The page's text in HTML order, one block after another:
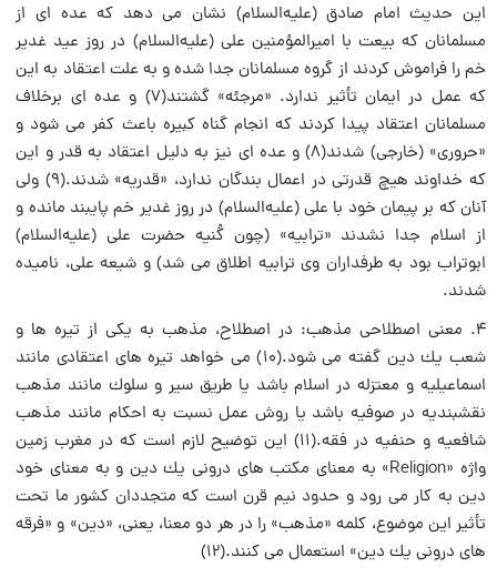
این حدیث امام صادق (علیه‌السلام) نشان می دهد كه عده ای از
مسلمانان كه بیعت با امیرالمؤمنین علی (علیه‌السلام) در روز عید غدیر
خم را فراموش كردند از گروه مسلمانان جدا شده و به علت اعتقاد به این
كه عمل در ایمان تأثیر ندارد. «مرجئه» گشتند(7) و عده ای برخلاف
مسلمانان اعتقاد پیدا كردند كه انجام گناه كبیره باعث كفر می شود و
«حروری» (خارجی) شدند(8) و عده ای نیز به دلیل اعتقاد به قدر و این
كه خداوند هیچ قدرتی در اعمال بندگان ندارد، «قدریه» شدند.(9) ولی
آنان كه بر پیمان خود با علی (علیه‌السلام) در روز غدیر خم پایبند مانده و
از اسلام جدا نشدند «ترابیه» (چون كُنیه حضرت علی (علیه‌السلام)
ابوتراب بود به طرفداران وی ترابیه اطلاق می شد) و شیعه علی، نامیده
شدند.
4. معنی اصطلاحی مذهب: در اصطلاح، مذهب به یكی از تیره ها و
شعب یك دین گفته می شود.(10) می خواهد تیره های اعتقادی مانند
اسماعیلیه و معتزله در اسلام باشد یا طریق سیر و سلوك مانند مذهب
نقشبندیه در صوفیه باشد یا روش عمل نسبت به احكام مانند مذهب
شافعیه و حنفیه در فقه.(11) این توضیح لازم است كه در مغرب زمین
واژه «Religion» به معنای مكتب های درونی یك دین و به معنای خود
دین به كار می رود و حدود نیم قرن است كه متجددان كشور ما تحت
تأثیر این موضوع، كلمه «مذهب» را در هر دو معنا، یعنی، «دین» و «فرقه
های درونی یك دین» استعمال می كنند.(12)